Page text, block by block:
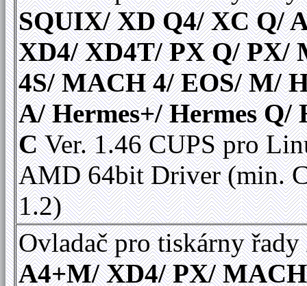
SQUIX/ XD Q4/ XC Q/
XD4/ XD4T/ PX Q/ PX/
4S/ MACH 4/ EOS/ M/
A/ Hermes+/ Hermes Q/
CVer. 1.46 CUPS pro
AMD 64bit Driver (min.
1.2)
Ovladač pro tiskárny řady
A4+M/ XD4/ PX/